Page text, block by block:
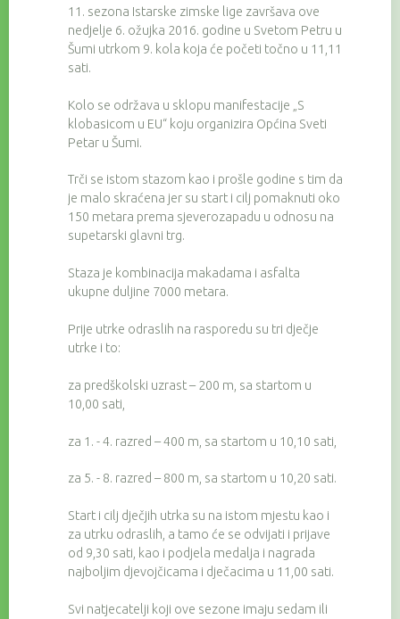
11. sezona Istarske zimske lige završava ove
nedjelje 6. ožujka 2016. godine u Svetom Petru u
Šumi utrkom 9. kola koja će početi točno u 11,11
sati.
Kolo se održava u sklopu manifestacije „S
klobasicom u EU“ koju organizira Općina Sveti
Petar u Šumi.
Trči se istom stazom kao i prošle godine s tim da
je malo skraćena jer su start i cilj pomaknuti oko
150 metara prema sjeverozapadu u odnosu na
supetarski glavni trg.
Staza je kombinacija makadama i asfalta
ukupne duljine 7000 metara.
Prije utrke odraslih na rasporedu su tri dječje
utrke i to:
za predškolski uzrast – 200 m, sa startom u
10,00 sati,
za 1. - 4. razred – 400 m, sa startom u 10,10 sati,
za 5. - 8. razred – 800 m, sa startom u 10,20 sati.
Start i cilj dječjih utrka su na istom mjestu kao i
za utrku odraslih, a tamo će se odvijati i prijave
od 9,30 sati, kao i podjela medalja i nagrada
najboljim djevojčicama i dječacima u 11,00 sati.
Svi natjecatelji koji ove sezone imaju sedam ili